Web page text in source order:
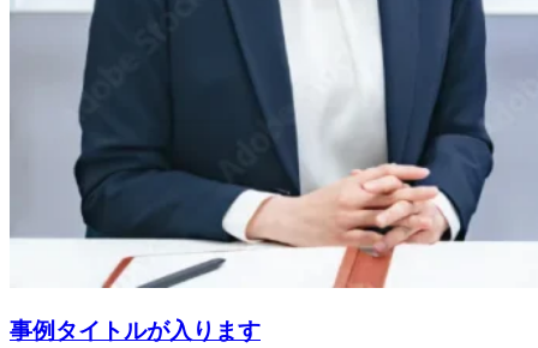
事例タイトルが入ります